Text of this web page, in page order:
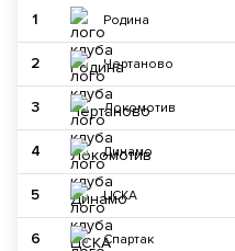
1 Родина
2 Чертаново
3 Локомотив
4 Динамо
5 ЦСКА
6 Спартак